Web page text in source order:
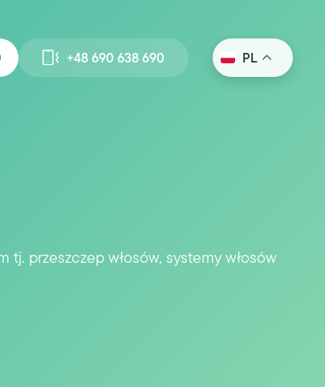
+48 690 638 690 PL
przeszczep włosów, systemy włosów